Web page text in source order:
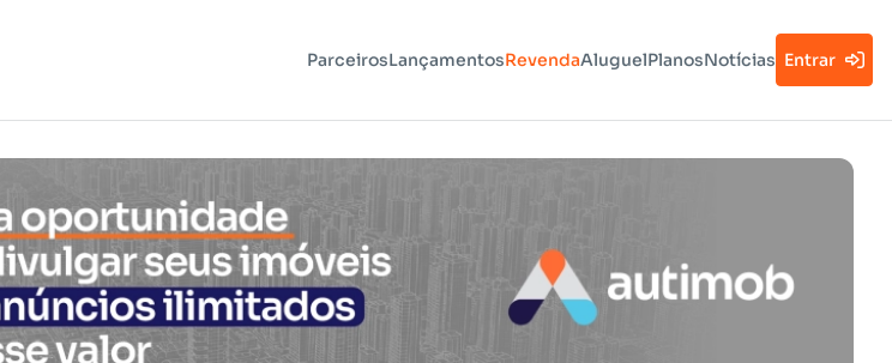
ParceirosLançamentosRevendaAluguelPlanosNotícias Entrar